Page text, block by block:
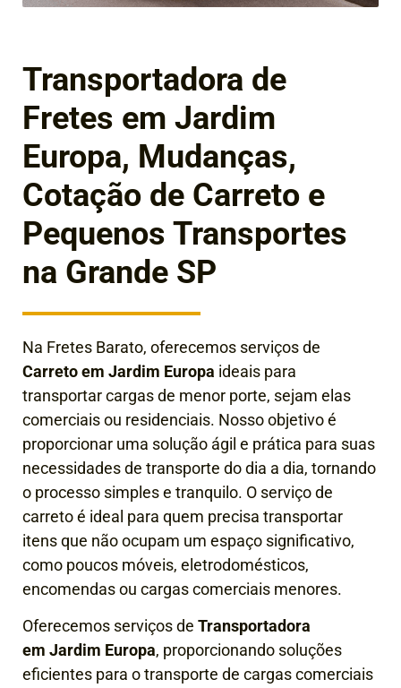
Transportadora de
Fretes em Jardim
Europa, Mudanças,
Cotação de Carreto e
Pequenos Transportes
na Grande SP
Na Fretes Barato, oferecemos serviços de
Carreto em Jardim Europa ideais para
transportar cargas de menor porte, sejam elas
comerciais ou residenciais. Nosso objetivo é
proporcionar uma solução ágil e prática para suas
necessidades de transporte do dia a dia, tornando
o processo simples e tranquilo. O serviço de
carreto é ideal para quem precisa transportar
itens que não ocupam um espaço significativo,
como poucos móveis, eletrodomésticos,
encomendas ou cargas comerciais menores.
Oferecemos serviços de Transportadora
em Jardim Europa, proporcionando soluções
eficientes para o transporte de cargas comerciais